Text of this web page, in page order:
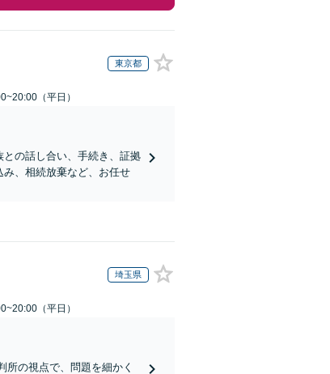
東京都
（平日）
との話し合い、手続き、証拠
、相続放棄など、お任せ
埼玉県
（平日）
所の視点で、問題を細かく